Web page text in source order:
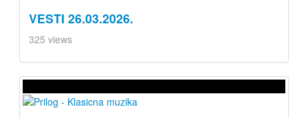
VESTI 26.03.2026.
325 views